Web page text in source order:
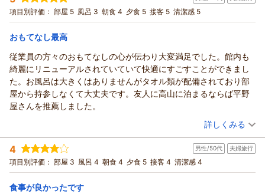
ります。
また、古い町並みや宮川周辺の散策、女性専用大浴場「りらっ
くす蔵」、そしてご朝食もお楽しみいただけたご様子が伝わ
ですので、季節を変えてお越しいただくと、また違った魅力を
感じていただけることと思います。
建設中の新旅館にもご期待をお寄せいただき、ありがとうござ
います。これからも、お客様一人ひとりに寄り添ったおもてな
しを大切にし、心に残る滞在をご提供できるよう努めてまいり
（返信日：2026/07/03）
です。完成したら泊まりに来たいねと妻と話した次第です。
宿泊プラン： 【リラぎふ】飛騨牛鉄板焼き付の月替わり会席プラン♪
ツイン 朝・夕 朝/個室利用 夕/個室利用
宿泊価格帯： 30,001円以上(大人一人あたり/税込)
本陣平野屋 光風館からの返信
この度は数あるお宿の中からお選びいただき、心温まるご感想
をお寄せくださいましたこと、ありがとうございます。
スタッフへの温かいお言葉をいただき、とても嬉しくありがと
うございます。高山の街並みや宮川朝市の散策をゆっくりお楽
しみいただけたご様子、私どもも嬉しく思っております。
本陣平野屋は、古い町並みや宮川朝市へ徒歩でお出かけいただ
ける便利な立地でありながら、宮川のせせらぎを感じながら落
ち着いた時間をお過ごしいただけることも魅力のひとつです。
そのような私どもの宿ならではの時間を感じていただけたこと
は、何より嬉しい限りです。
項目別評価： 部屋 5 風呂 3 朝食 4 夕食 5 接客 5 清潔感 5
おもてなし最高
従業員の方々のおもてなしの心が伝わり大変満足でした。館内も
綺麗にリニューアルされていていて快適にすごすことができまし
た。お風呂は大きくはありませんがタオル類が配備されており部
屋から持参しなくて大丈夫です。友人に高山に泊まるならば平野
屋さんを推薦しました。
（投稿日：2026/04/29）
宿泊時期： 2026年04月宿泊 (夫婦旅行)
投稿者： せいちゃんさん
宿泊プラン： 【リラぎふ】飛騨牛鉄板焼き付の月替わり会席プラン♪
ツイン 朝・夕 朝/個室利用 夕/個室利用
宿泊価格帯： 30,001円以上(大人一人あたり/税込)
詳しくみる
4 男性/50代 夫婦旅行
項目別評価： 部屋 3 風呂 4 朝食 4 夕食 5 接客 4 清潔感 4
食事が良かったです